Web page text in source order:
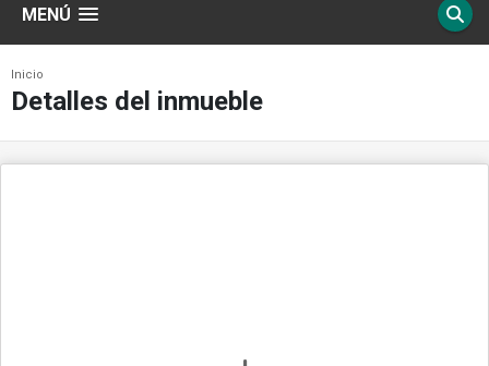
MENÚ
Inicio
Detalles del inmueble